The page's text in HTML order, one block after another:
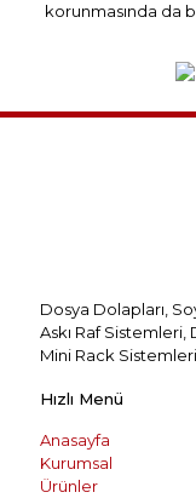
korunmasında da
Dosya Dolapları,
Askı Raf Sistemleri,
Mini Rack
Hızlı Menü
Anasayfa
Kurumsal
Ürünler